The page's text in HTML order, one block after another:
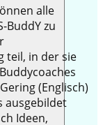
alle
BuddY zu
teil, in der sie
(Englisch)
ausgebildet
Ideen,